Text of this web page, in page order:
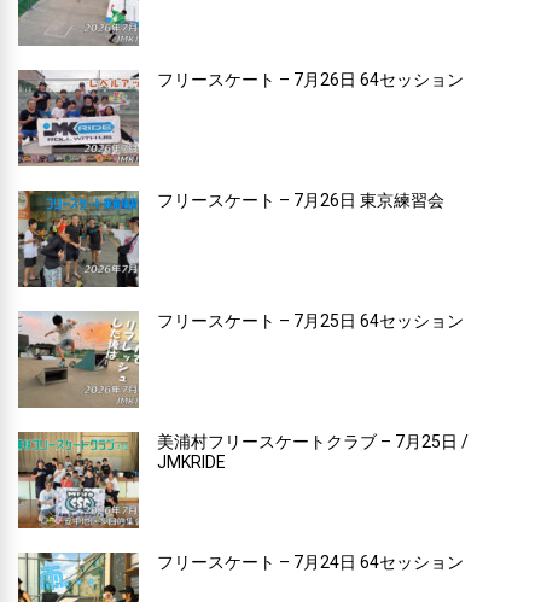
フリースケート – 7月26日 64セッション
フリースケート – 7月26日 東京練習会
フリースケート – 7月25日 64セッション
美浦村フリースケートクラブ – 7月25日 /
JMKRIDE
フリースケート – 7月24日 64セッション